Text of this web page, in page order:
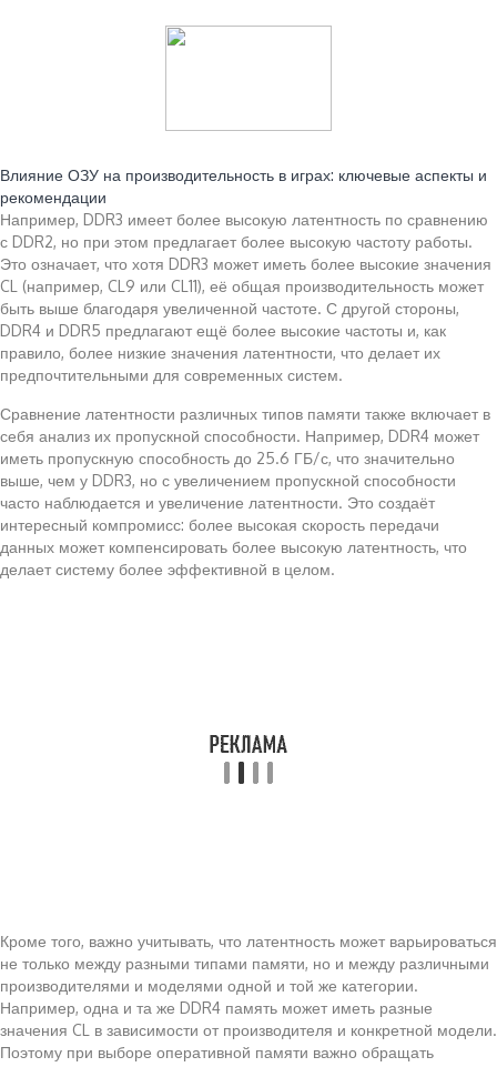
Влияние ОЗУ на производительность в играх: ключевые аспекты и
рекомендации
Например, DDR3 имеет более высокую латентность по сравнению
с DDR2, но при этом предлагает более высокую частоту работы.
Это означает, что хотя DDR3 может иметь более высокие значения
CL (например, CL9 или CL11), её общая производительность может
быть выше благодаря увеличенной частоте. С другой стороны,
DDR4 и DDR5 предлагают ещё более высокие частоты и, как
правило, более низкие значения латентности, что делает их
предпочтительными для современных систем.
Сравнение латентности различных типов памяти также включает в
себя анализ их пропускной способности. Например, DDR4 может
иметь пропускную способность до 25.6 ГБ/с, что значительно
выше, чем у DDR3, но с увеличением пропускной способности
часто наблюдается и увеличение латентности. Это создаёт
интересный компромисс: более высокая скорость передачи
данных может компенсировать более высокую латентность, что
делает систему более эффективной в целом.
Кроме того, важно учитывать, что латентность может варьироваться
не только между разными типами памяти, но и между различными
производителями и моделями одной и той же категории.
Например, одна и та же DDR4 память может иметь разные
значения CL в зависимости от производителя и конкретной модели.
Поэтому при выборе оперативной памяти важно обращать